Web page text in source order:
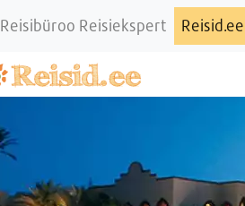
Reisibüroo Reisiekspert Reisid.ee